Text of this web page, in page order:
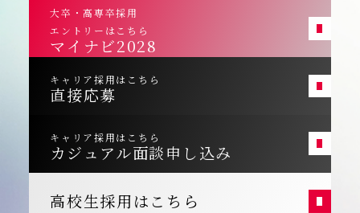
大卒・高専卒採用
エントリーはこちら
マイナビ2028
キャリア採用はこちら
直接応募
キャリア採用はこちら
カジュアル面談申し込み
高校生採用はこちら